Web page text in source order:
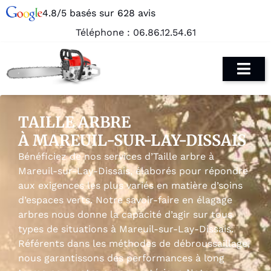
4.8/5 basés sur 628 avis
Téléphone : 06.86.12.54.61
TAILLE ARBRE
À MAREUIL-SUR-LAY-DISSAIS
Bénéficiez de nos services d’Taille arbre à
Mareuil-sur-Lay-Dissais, élaborés pour répondre
aux exigences les plus variés en matière d’soins
d’espaces verts. Notre savoir-faire en élagage
arbres nous donne la capacité d’agir sur tous
types de situations à Mareuil-sur-Lay-Dissais.
Référents dans les méthodes de débroussaillage,
nous garantissons des performances à long